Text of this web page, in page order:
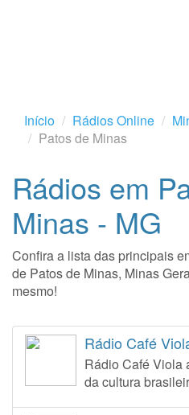
Início Rádios Online
Patos de Minas
Rádios em
Minas - MG
Confira a lista das principais
de Patos de Minas, Minas
mesmo!
Rádio Café
Rádio Café Viola
da cultura